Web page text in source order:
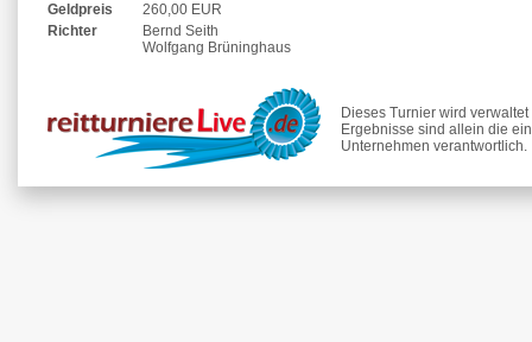
Geldpreis
260,00 EUR
Richter
Bernd Seith
Wolfgang Brüninghaus
Dieses Turnier wird
Ergebnisse sind allein die
Unternehmen verantwortlich.